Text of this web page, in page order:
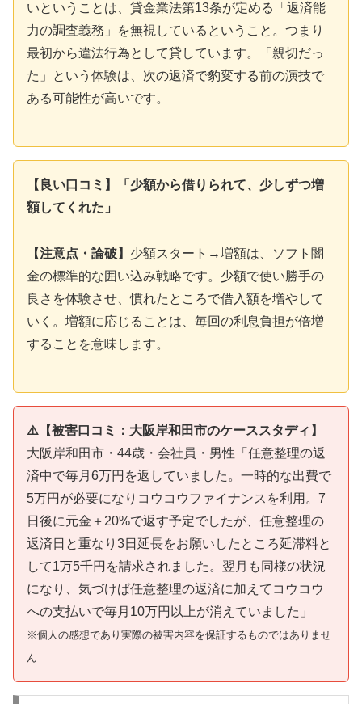
いということは、貸金業法第13条が定める「返済能
力の調査義務」を無視しているということ。つまり
最初から違法行為として貸しています。「親切だっ
た」という体験は、次の返済で豹変する前の演技で
ある可能性が高いです。
【良い口コミ】「少額から借りられて、少しずつ増
額してくれた」
【注意点・論破】 少額スタート→増額は、ソフト闇
金の標準的な囲い込み戦略です。少額で使い勝手の
良さを体験させ、慣れたところで借入額を増やして
いく。増額に応じることは、毎回の利息負担が倍増
することを意味します。
⚠️【被害口コミ：大阪岸和田市のケーススタディ】
大阪岸和田市・44歳・会社員・男性「任意整理の返
済中で毎月6万円を返していました。一時的な出費で
5万円が必要になりコウコウファイナンスを利用。7
日後に元金＋20%で返す予定でしたが、任意整理の
返済日と重なり3日延長をお願いしたところ延滞料と
して1万5千円を請求されました。翌月も同様の状況
になり、気づけば任意整理の返済に加えてコウコウ
への支払いで毎月10万円以上が消えていました」
※個人の感想であり実際の被害内容を保証するものではありませ
ん